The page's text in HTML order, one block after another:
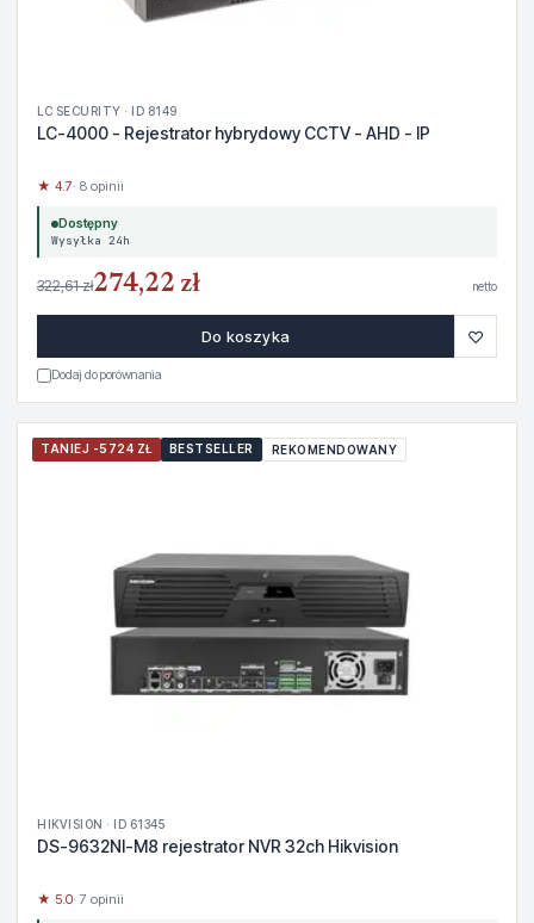
LC SECURITY · ID 8149
LC-4000 - Rejestrator hybrydowy CCTV - AHD - IP
★ 4.7· 8 opinii
Dostępny
Wysyłka 24h
322,61 zł274,22 zł netto
Do koszyka ♡
Dodaj do porównania
TANIEJ -5724 ZŁ BESTSELLER REKOMENDOWANY
HIKVISION · ID 61345
DS-9632NI-M8 rejestrator NVR 32ch Hikvision
★ 5.0· 7 opinii